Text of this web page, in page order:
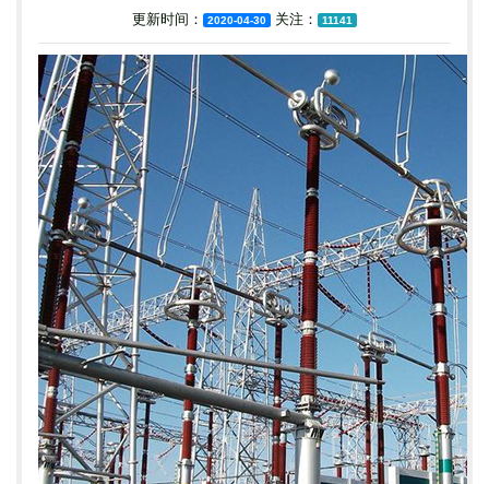
更新时间： 2020-04-30 关注： 11141